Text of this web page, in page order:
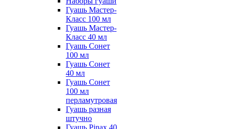
Гуашь Мастер-
Класс 100 мл
Гуашь Мастер-
Класс 40 мл
Гуашь Сонет
100 мл
Гуашь Сонет
40 мл
Гуашь Сонет
100 мл
перламутровая
Гуашь разная
штучно
Гуашь Pinax 40